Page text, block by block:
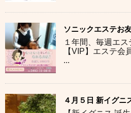
ソニックエステお
１年間、毎週エ
【VIP】エステ会
...
４月５日 新イグニ